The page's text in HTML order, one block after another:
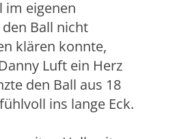
im eigenen
Ball nicht
klären konnte,
Luft ein Herz
den Ball aus 18
ins lange Eck.